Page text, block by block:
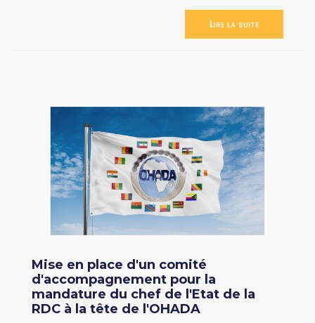
Lire la suite
Mise en place d'un comité
d'accompagnement pour la
mandature du chef de l'Etat de la
RDC à la tête de l'OHADA